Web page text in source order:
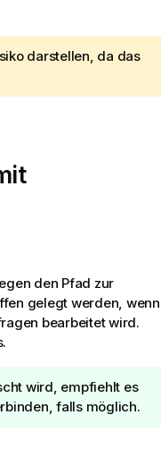
darstellen, da das
den Pfad zur
gelegt werden, wenn
bearbeitet wird.
wird, empfiehlt es
falls möglich.